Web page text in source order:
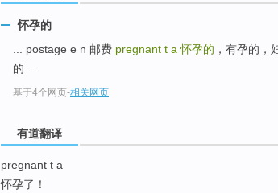
怀孕的
... postage e n 邮费 pregnant t a怀孕的 ，有孕的
的 ...
基于4个网页-相关网页
有道翻译
pregnant t a
怀孕了！